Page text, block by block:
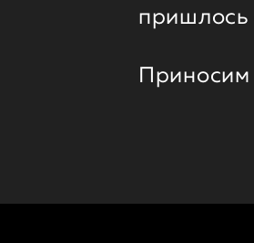
пришлось
Приносим